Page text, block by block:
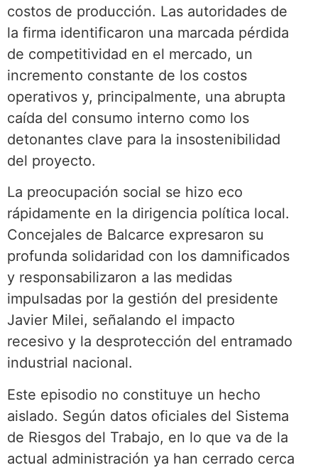
costos de producción. Las autoridades de
la firma identificaron una marcada pérdida
de competitividad en el mercado, un
incremento constante de los costos
operativos y, principalmente, una abrupta
caída del consumo interno como los
detonantes clave para la insostenibilidad
del proyecto.
La preocupación social se hizo eco
rápidamente en la dirigencia política local.
Concejales de Balcarce expresaron su
profunda solidaridad con los damnificados
y responsabilizaron a las medidas
impulsadas por la gestión del presidente
Javier Milei, señalando el impacto
recesivo y la desprotección del entramado
industrial nacional.
Este episodio no constituye un hecho
aislado. Según datos oficiales del Sistema
de Riesgos del Trabajo, en lo que va de la
actual administración ya han cerrado cerca